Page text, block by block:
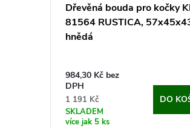
Dřevěná bouda pro kočky
81564 RUSTICA,
hnědá
984,30 Kč bez
DPH
1 191 Kč
SKLADEM
více jak 5 ks
DO